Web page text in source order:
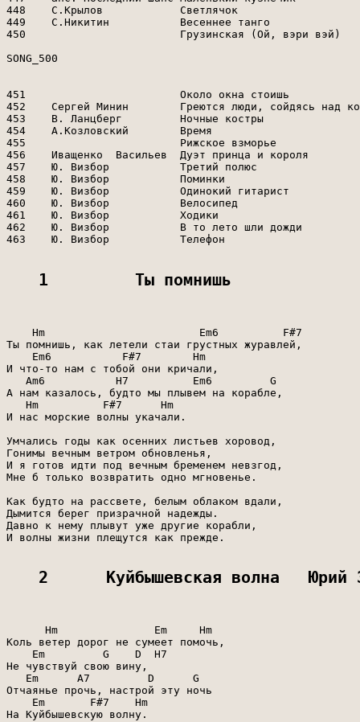
1         Ты помнишь
    Hm                        Em6          F#7
Ты помнишь, как летели стаи грустных журавлей,
    Em6           F#7        Hm
И что-то нам с тобой они кричали,
   Am6           H7          Em6         G
А нам казалось, будто мы плывем на корабле,
   Hm          F#7      Hm
И нас морские волны укачали.
Умчались годы как осенних листьев хоровод,
Гонимы вечным ветром обновленья,
И я готов идти под вечным бременем невзгод,
Мне б только возвратить одно мгновенье.
Как будто на рассвете, белым облаком вдали,
Дымится берег призрачной надежды.
Давно к нему плывут уже другие корабли,
И волны жизни плещутся как прежде.
2      Куйбышевская волна   Юрий
      Hm               Em     Hm
Коль ветер дорог не сумеет помочь,
    Em         G    D  H7
Не чувствуй свою вину,
   Em      A7         D      G
Отчаянье прочь, настрой эту ночь
    Em       F#7    Hm
На Куйбышевскую волну.